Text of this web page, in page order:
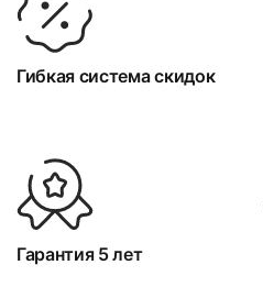
Гибкая система скидок
Гарантия 5 лет